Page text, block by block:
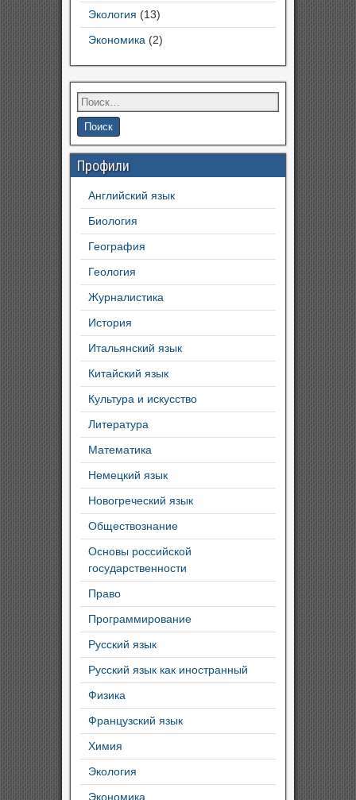
Экология (13)
Экономика (2)
Профили
Английский язык
Биология
География
Геология
Журналистика
История
Итальянский язык
Китайский язык
Культура и искусство
Литература
Математика
Немецкий язык
Новогреческий язык
Обществознание
Основы российской
государственности
Право
Программирование
Русский язык
Русский язык как иностранный
Физика
Французский язык
Химия
Экология
Экономика